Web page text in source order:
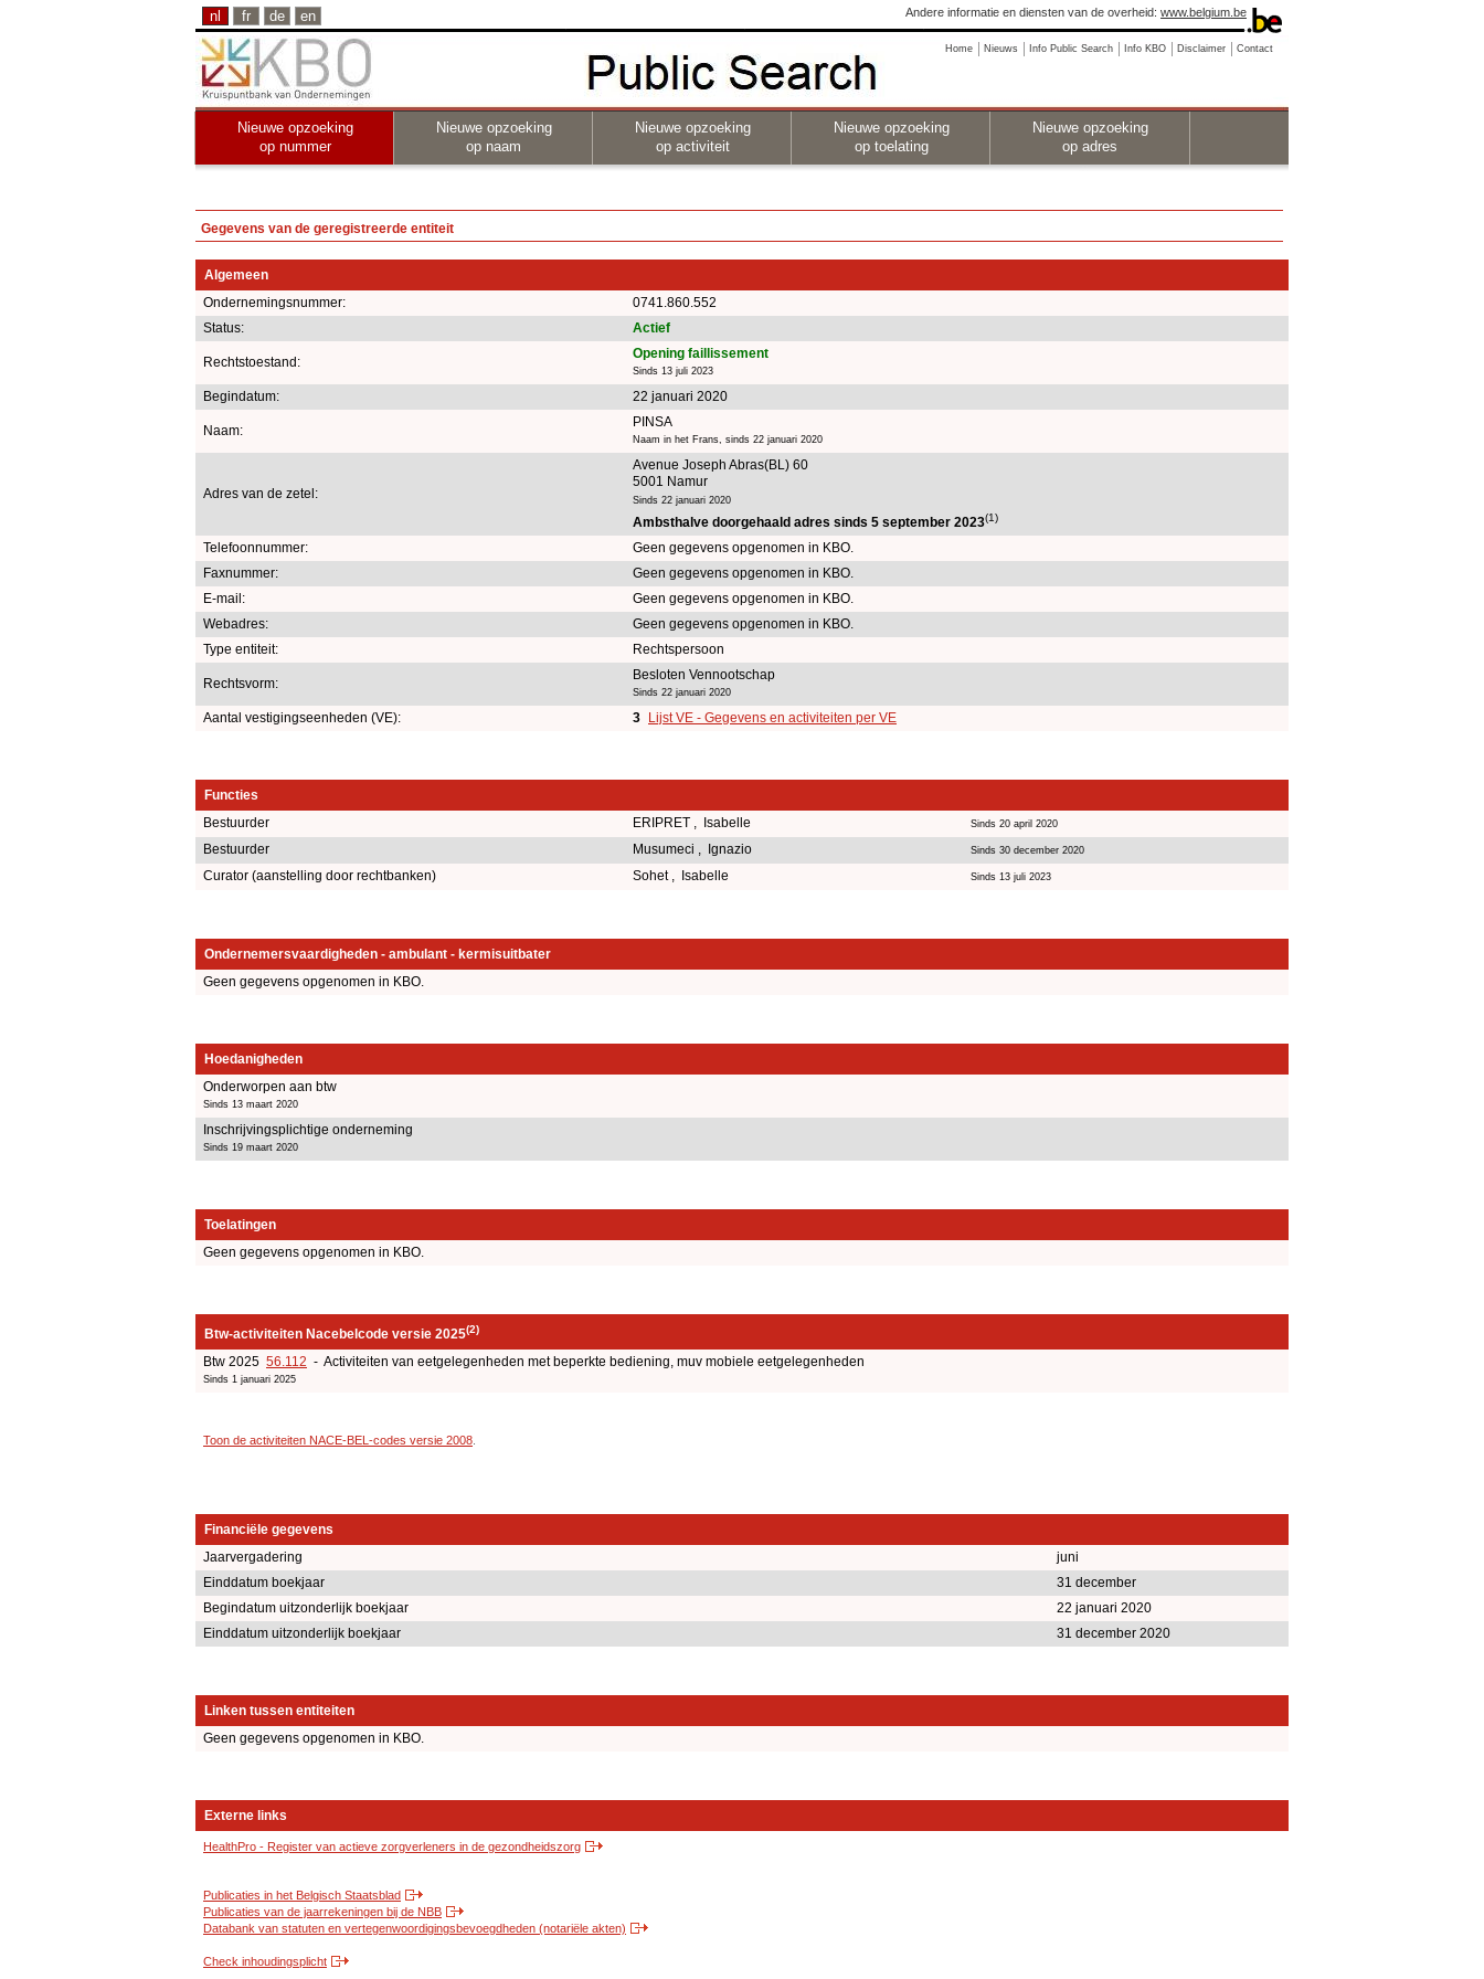
nl fr de en Andere informatie en diensten van de overheid: www.belgium.be
Home Nieuws Info Public Search Info KBO Disclaimer Contact
Nieuwe opzoeking
op nummer
Nieuwe opzoeking
op naam
Nieuwe opzoeking
op activiteit
Nieuwe opzoeking
op toelating
Nieuwe opzoeking
op adres
Gegevens van de geregistreerde entiteit
Algemeen
Ondernemingsnummer:
0741.860.552
Status:
Actief
Rechtstoestand:
Opening faillissement
Sinds 13 juli 2023
Begindatum: 22 januari 2020
Naam:
PINSA
Naam in het Frans, sinds 22 januari 2020
Adres van de zetel:
Avenue Joseph Abras(BL) 60
5001 Namur
Sinds 22 januari 2020
Ambsthalve doorgehaald adres sinds 5 september 2023(1)
Telefoonnummer:
Geen gegevens opgenomen in KBO.
Faxnummer:
Geen gegevens opgenomen in KBO.
E-mail:
Geen gegevens opgenomen in KBO.
Webadres:
Geen gegevens opgenomen in KBO.
Type entiteit:
Rechtspersoon
Rechtsvorm:
Besloten Vennootschap
Sinds 22 januari 2020
Aantal vestigingseenheden (VE): 3 Lijst VE - Gegevens en activiteiten per VE
Functies
Bestuurder
ERIPRET , Isabelle Sinds 20 april 2020
Bestuurder Musumeci , Ignazio Sinds 30 december 2020
Curator (aanstelling door rechtbanken) Sohet , Isabelle Sinds 13 juli 2023
Ondernemersvaardigheden - ambulant - kermisuitbater
Geen gegevens opgenomen in KBO.
Hoedanigheden
Onderworpen aan btw
Sinds 13 maart 2020
Inschrijvingsplichtige onderneming
Sinds 19 maart 2020
Toelatingen
Geen gegevens opgenomen in KBO.
Btw-activiteiten Nacebelcode versie 2025(2)
Btw 2025 56.112 - Activiteiten van eetgelegenheden met beperkte bediening, muv mobiele eetgelegenheden
Sinds 1 januari 2025
Toon de activiteiten NACE-BEL-codes versie 2008
Financiële gegevens
Jaarvergadering
juni
Einddatum boekjaar
31 december
Begindatum uitzonderlijk boekjaar
22 januari 2020
Einddatum uitzonderlijk boekjaar
31 december 2020
Linken tussen entiteiten
Geen gegevens opgenomen in KBO.
Externe links
HealthPro - Register van actieve zorgverleners in de gezondheidszorg
Publicaties in het Belgisch Staatsblad
Publicaties van de jaarrekeningen bij de NBB
Databank van statuten en vertegenwoordigingsbevoegdheden (notariële akten)
Check inhoudingsplicht